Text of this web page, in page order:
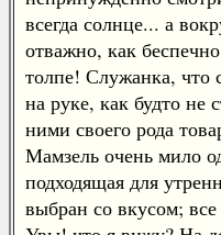
всегда солнце... а
отважно, как
толпе! Служанка, что
на руке, как будто не
ними своего рода
Мамзель очень мило
подходящая для
выбран со вкусом;